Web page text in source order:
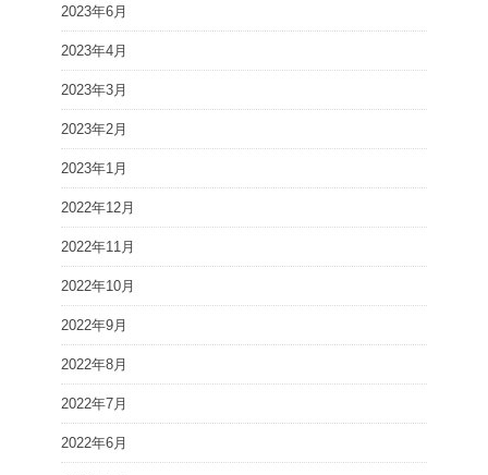
2023年6月
2023年4月
2023年3月
2023年2月
2023年1月
2022年12月
2022年11月
2022年10月
2022年9月
2022年8月
2022年7月
2022年6月